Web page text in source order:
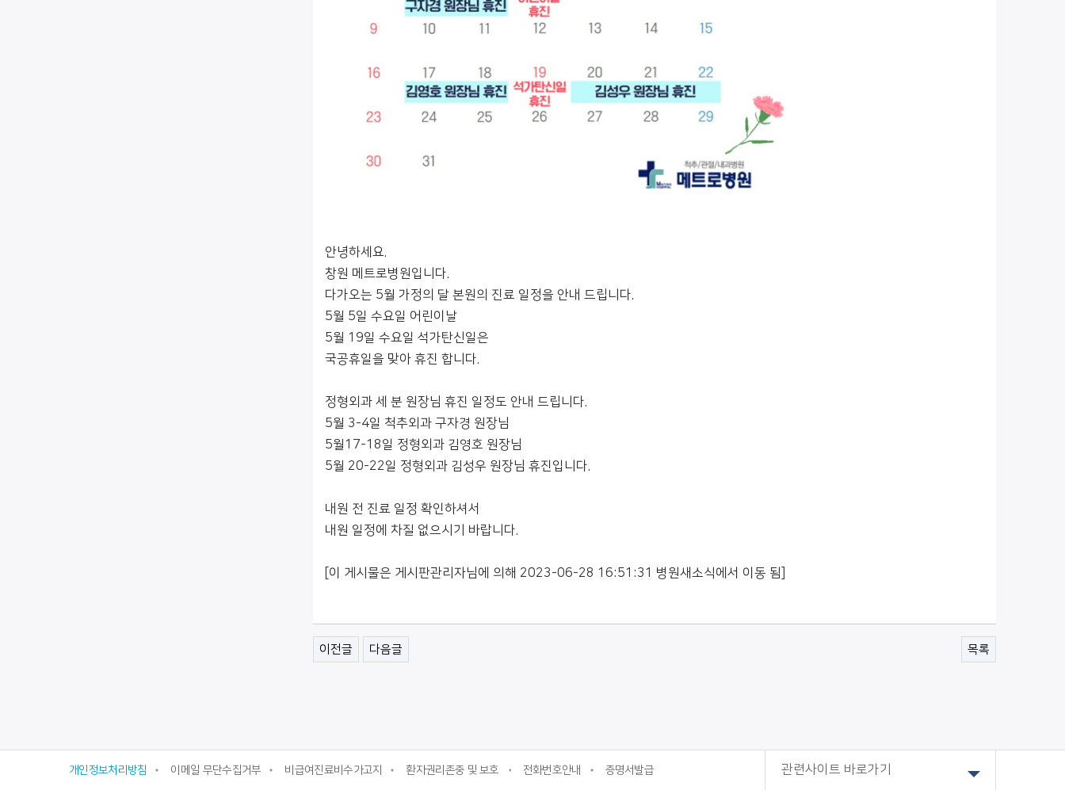
안녕하세요.
창원 메트로병원입니다.
다가오는 5월 가정의 달 본원의 진료 일정을 안내 드립니다.
5월 5일 수요일 어린이날
5월 19일 수요일 석가탄신일은
국공휴일을 맞아 휴진 합니다.
정형외과 세 분 원장님 휴진 일정도 안내 드립니다.
5월 3-4일 척추외과 구자경 원장님
5월17-18일 정형외과 김영호 원장님
5월 20-22일 정형외과 김성우 원장님 휴진입니다.
내원 전 진료 일정 확인하셔서
내원 일정에 차질 없으시기 바랍니다.
[이 게시물은 게시판관리자님에 의해 2023-06-28 16:51:31 병원새소식에서 이동 됨]
이전글 다음글 목록
개인정보처리방침 이메일 무단수집거부 비급여진료비수가고지 환자권리존중 및 보호 전화번호안내 증명서발급 관련사이트 바로가기